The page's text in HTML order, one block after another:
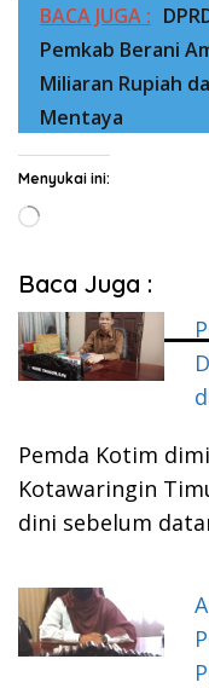
BACA JUGA :
Pemkab Berani
Miliaran Rupiah
Mentaya
Menyukai ini:
Memuat...
Baca Juga :
Pemda Kotim
Kotawaringin
dini sebelum